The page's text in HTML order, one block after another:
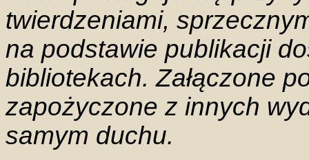
twierdzeniami,
na podstawie publikacji
bibliotekach. Załączone
zapożyczone z innych
samym duchu.